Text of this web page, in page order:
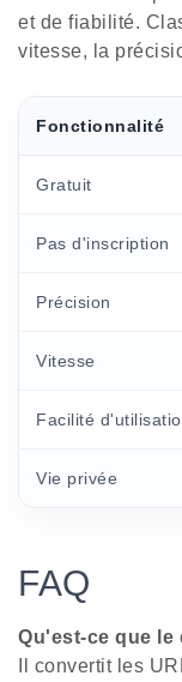
et de fiabilité.
vitesse, la
Fonctionnalité
Gratuit
Pas d'inscription
Précision
Vitesse
Facilité
Vie privée
FAQ
Qu'est-ce que le
Il convertit les